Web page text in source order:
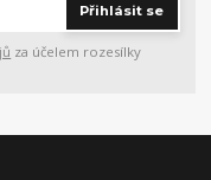
Přihlásit se
za účelem rozesílky